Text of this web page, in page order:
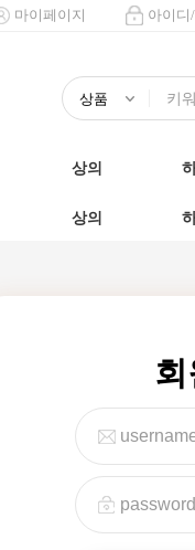
마이페이지 아이디
상의
상의